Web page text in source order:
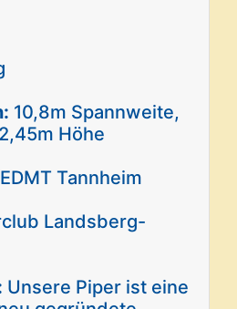
10,8m Spannweite,
Höhe
EDMT Tannheim
Landsberg-
Unsere Piper ist eine